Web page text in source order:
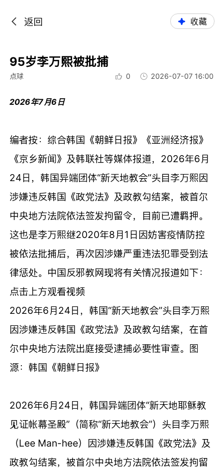
返回 收藏
95岁李万熙被批捕
点球 0 2026-07-07 16:00
2026年7月6日
编者按：综合韩国《朝鲜日报》《亚洲经济报》
《京乡新闻》及韩联社等媒体报道，2026年6月
24日，韩国异端团体“新天地教会”头目李万熙因
涉嫌违反韩国《政党法》及政教勾结案，被首尔
中央地方法院依法签发拘留令，目前已遭羁押。
这也是李万熙继2020年8月1日因妨害疫情防控
被依法批捕后，再次因涉嫌严重违法犯罪受到法
律惩处。中国反邪教网现将有关情况报道如下：
点击上方观看视频
2026年6月24日，韩国“新天地教会”头目李万熙
因涉嫌违反韩国《政党法》及政教勾结案，在首
尔中央地方法院出庭接受逮捕必要性审查。图
源：韩国《朝鲜日报》
2026年6月24日，韩国异端团体“新天地耶稣教
见证帐幕圣殿”（简称“新天地教会”）头目李万熙
（Lee Man-hee）因涉嫌违反韩国《政党法》及
政教勾结案，被首尔中央地方法院依法签发拘留